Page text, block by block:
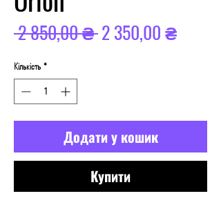
2 850,00 ₴ Звичайна
2 350,00 ₴За
Кількість *
Додати у кошик
Купити